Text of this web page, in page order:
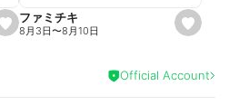
e
e
s
e
s
e
a
ファミチキ
8月3日〜8月10日
Official Account